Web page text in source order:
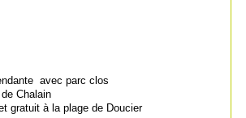
avec parc clos
Chalain
gratuit à la plage de Doucier